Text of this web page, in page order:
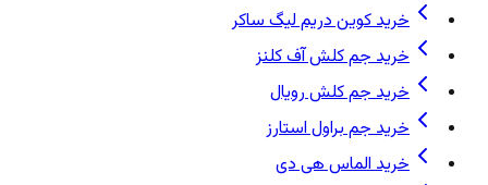
خرید کوین دریم لیگ ساکر
خرید جم کلش آف کلنز
خرید جم کلش رویال
خرید جم براول استارز
خرید الماس هی دی